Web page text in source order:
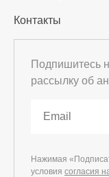
Контакты
Подпишитесь
рассылку об
Нажимая
условия согласия